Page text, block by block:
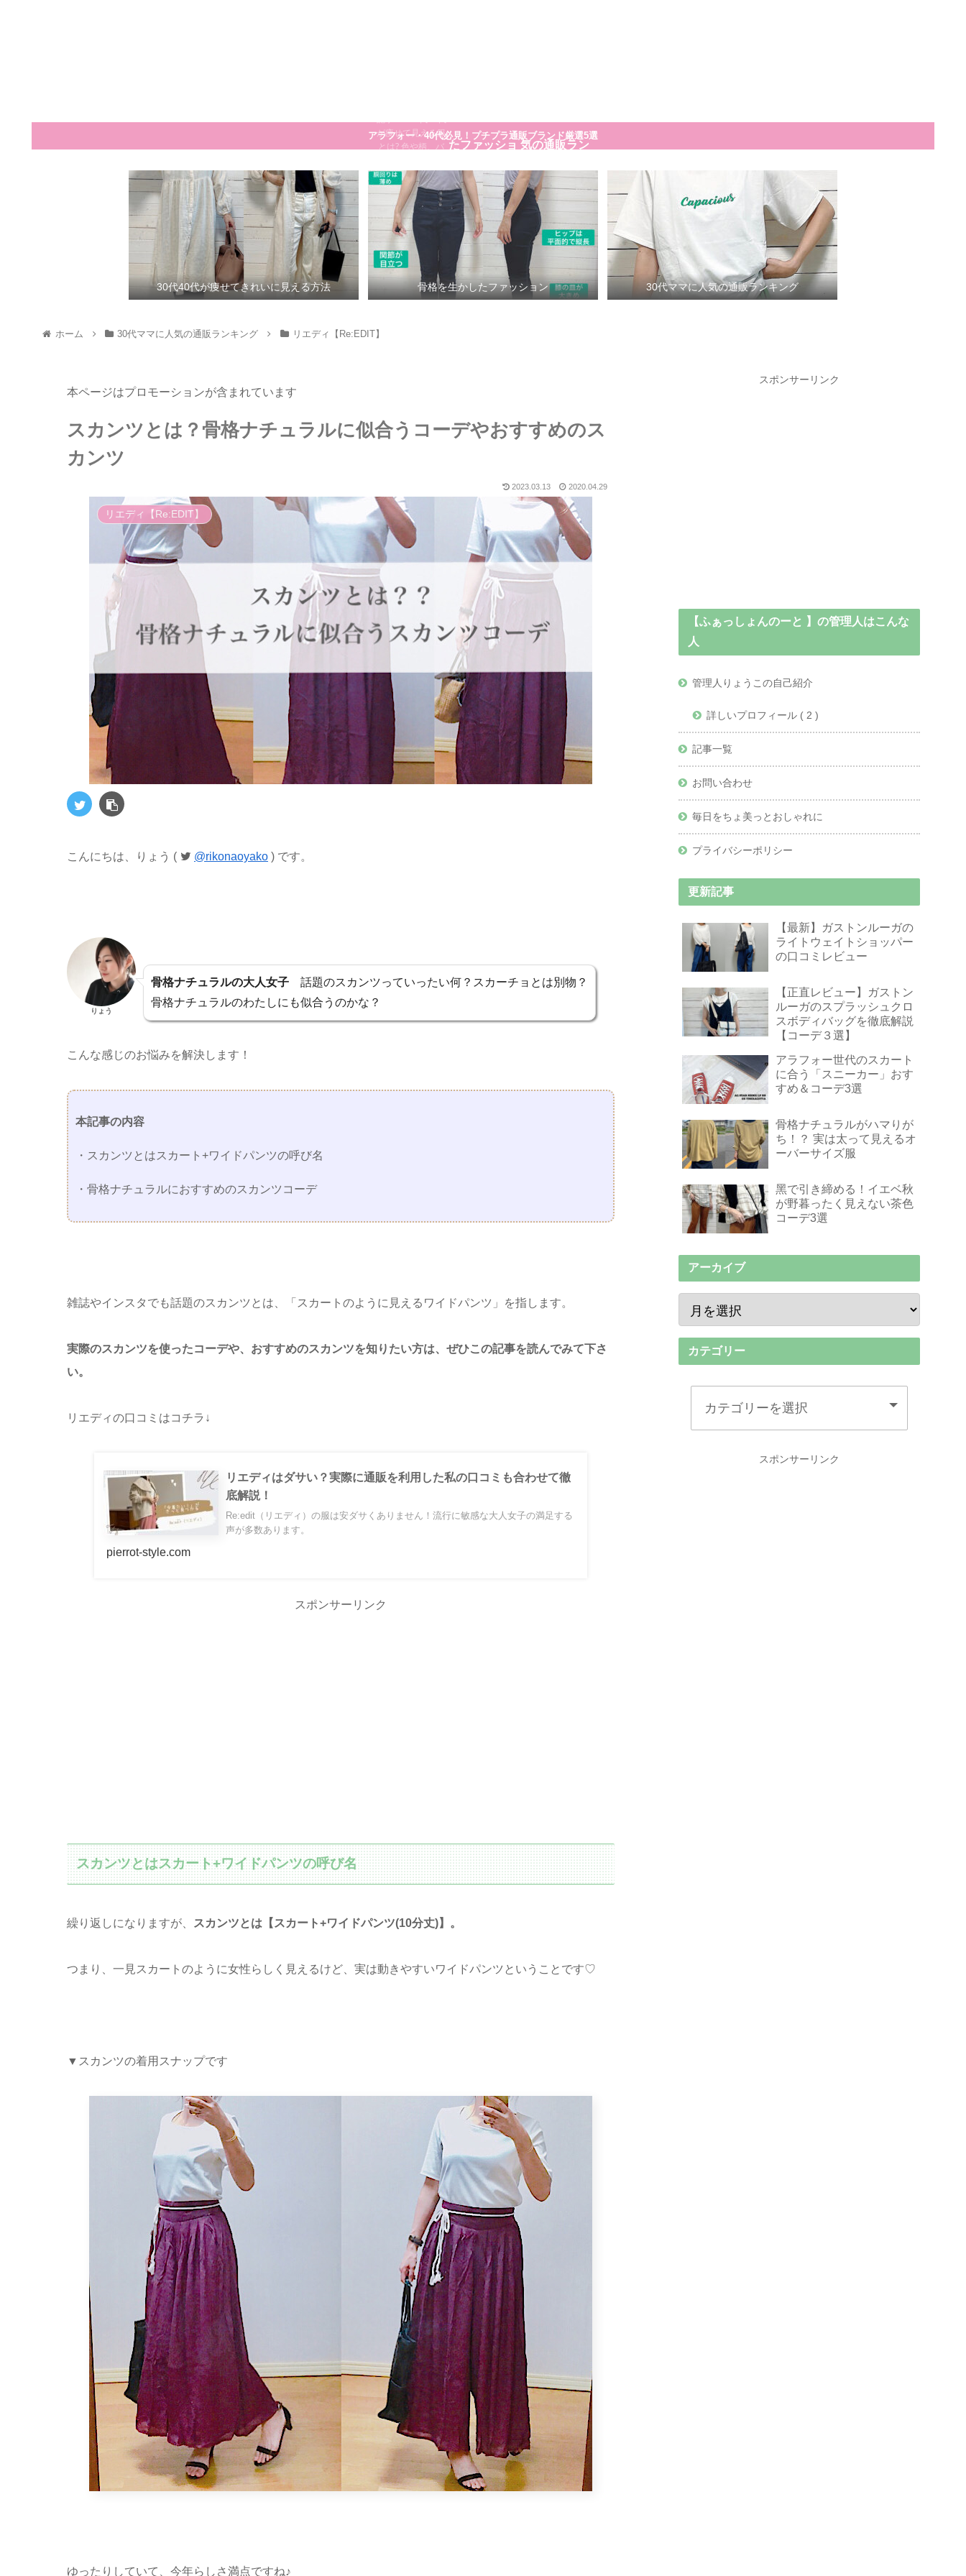
が痩せて見える服
とは? 色や柄、バ
説
たファッショ
ン
気の通販ラン
キング
アラフォー・40代必見！プチプラ通販ブランド厳選5選
30代40代が痩せてきれいに見える方法 骨格を生かしたファッション 30代ママに人気の通販ランキング
ホーム 30代ママに人気の通販ランキング リエディ【Re:EDIT】
本ページはプロモーションが含まれています
スカンツとは？骨格ナチュラルに似合うコーデやおすすめのス
カンツ
2023.03.13 2020.04.29
リエディ【Re:EDIT】
こんにちは、りょう ( @rikonaoyako ) です。
りょう
骨格ナチュラルの大人女子 話題のスカンツっていったい何？スカーチョとは別物？
骨格ナチュラルのわたしにも似合うのかな？
こんな感じのお悩みを解決します！
本記事の内容
・スカンツとはスカート+ワイドパンツの呼び名
・骨格ナチュラルにおすすめのスカンツコーデ
雑誌やインスタでも話題のスカンツとは、「スカートのように見えるワイドパンツ」を指します。
実際のスカンツを使ったコーデや、おすすめのスカンツを知りたい方は、ぜひこの記事を読んでみて下さ
い。
リエディの口コミはコチラ↓
リエディはダサい？実際に通販を利用した私の口コミも合わせて徹
底解説！
Re:edit（リエディ）の服は安ダサくありません！流行に敏感な大人女子の満足する
声が多数あります。
pierrot-style.com
スポンサーリンク
スカンツとはスカート+ワイドパンツの呼び名
繰り返しになりますが、 スカンツとは【スカート+ワイドパンツ(10分丈)】。
つまり、一見スカートのように女性らしく見えるけど、実は動きやすいワイドパンツということです♡
▼スカンツの着用スナップです
ゆったりしていて、今年らしさ満点ですね♪
スポンサーリンク
【ふぁっしょんのーと 】の管理人はこんな
人
管理人りょうこの自己紹介
詳しいプロフィール ( 2 )
記事一覧
お問い合わせ
毎日をちょ美っとおしゃれに
プライバシーポリシー
更新記事
【最新】ガストンルーガの
ライトウェイトショッパー
の口コミレビュー
【正直レビュー】ガストン
ルーガのスプラッシュクロ
スボディバッグを徹底解説
【コーデ３選】
アラフォー世代のスカート
に合う「スニーカー」おす
すめ＆コーデ3選
骨格ナチュラルがハマりが
ち！？ 実は太って見えるオ
ーバーサイズ服
黑で引き締める！イエベ秋
が野暮ったく見えない茶色
コーデ3選
アーカイブ
カテゴリー
スポンサーリンク